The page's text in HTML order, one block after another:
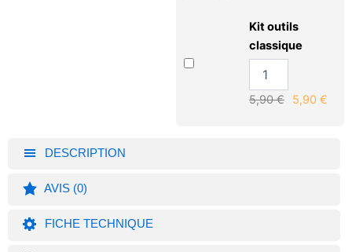
Kit outils
classique
5,90€ 5,90 €
DESCRIPTION
AVIS (0)
FICHE TECHNIQUE